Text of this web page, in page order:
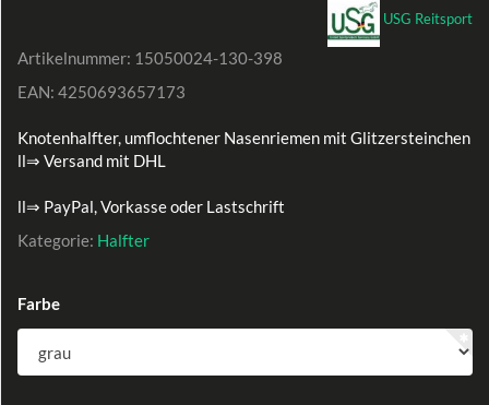
USG Reitsport
Artikelnummer: 15050024-130-398
EAN: 4250693657173
Knotenhalfter, umflochtener Nasenriemen mit Glitzersteinchen
ll⇒ Versand mit DHL
ll⇒ PayPal, Vorkasse oder Lastschrift
Kategorie: Halfter
Farbe